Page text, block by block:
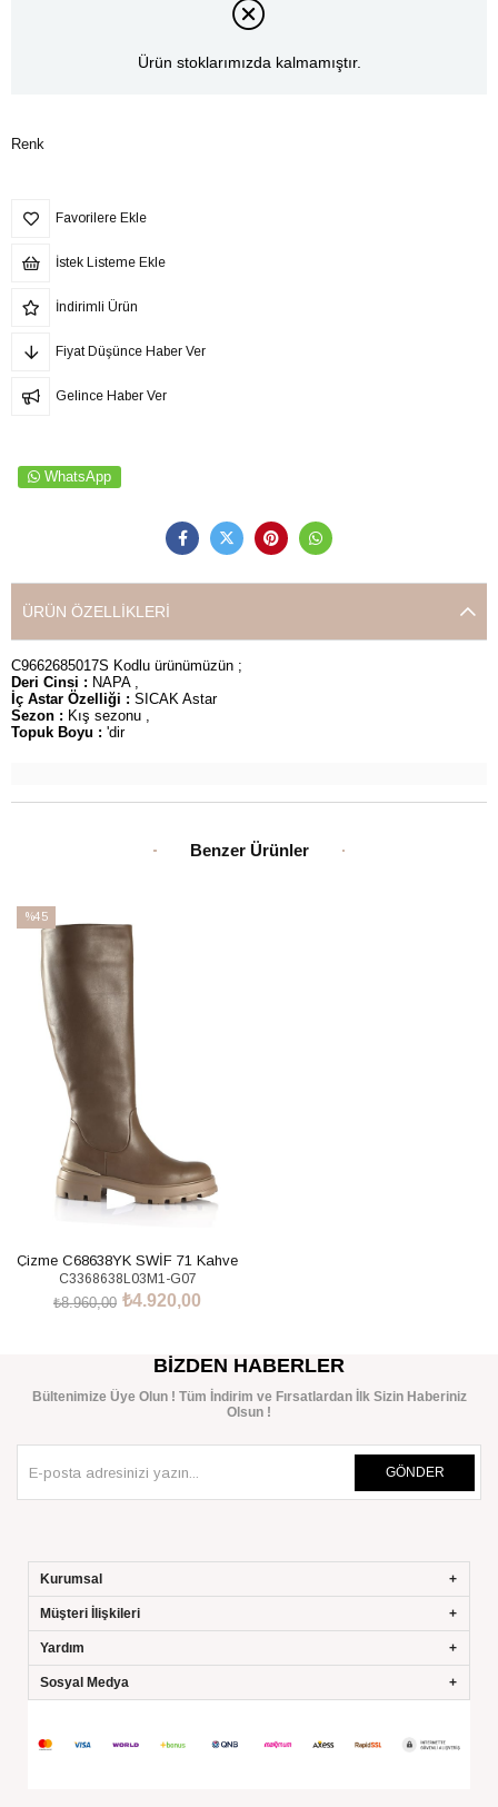
Ürün stoklarımızda kalmamıştır.
Renk
Favorilere Ekle
İstek Listeme Ekle
İndirimli Ürün
Fiyat Düşünce Haber Ver
Gelince Haber Ver
WhatsApp
ÜRÜN ÖZELLIKLERI
C9662685017S Kodlu ürünümüzün ;
Deri Cinsi : NAPA ,
İç Astar Özelliği : SICAK Astar
Sezon : Kış sezonu ,
Topuk Boyu : 'dir
Benzer Ürünler
%45
İndirim
Çizme C68638YK SWİF 71 Kahve
C3368638L03M1-G07
₺4.920,00
₺8.960,00
BIZDEN HABERLER
Bültenimize Üye Olun ! Tüm İndirim ve Fırsatlardan İlk Sizin Haberiniz
Olsun !
GÖNDER
Kurumsal
Müşteri İlişkileri
Yardım
Sosyal Medya